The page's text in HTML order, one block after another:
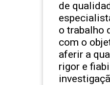
de
o trabalho
com o
aferir a
rigor e